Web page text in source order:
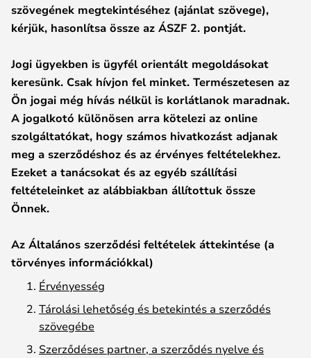
szövegének megtekintéséhez (ajánlat szövege),
kérjük, hasonlítsa össze az ÁSZF 2. pontját.
Jogi ügyekben is ügyfél orientált megoldásokat
keresünk. Csak hívjon fel minket. Természetesen az
Ön jogai még hívás nélkül is korlátlanok maradnak.
A jogalkotó különösen arra kötelezi az online
szolgáltatókat, hogy számos hivatkozást adjanak
meg a szerződéshoz és az érvényes feltételekhez.
Ezeket a tanácsokat és az egyéb szállítási
feltételeinket az alábbiakban állítottuk össze
Önnek.
Az Általános szerződési feltételek áttekintése (a
törvényes információkkal)
Érvényesség
Tárolási lehetőség és betekintés a szerződés
szövegébe
Szerződéses partner, a szerződés nyelve és